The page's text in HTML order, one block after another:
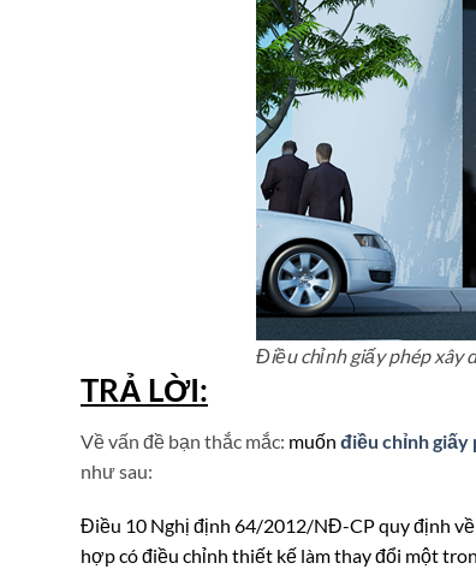
Điều chỉnh giấy phép xây
TRẢ LỜI:
Về vấn đề bạn thắc mắc: muốn điều chỉnh giấy
như sau:
Điều 10 Nghị định 64/2012/NĐ-CP quy định
hợp có điều chỉnh thiết kế làm thay đổi một